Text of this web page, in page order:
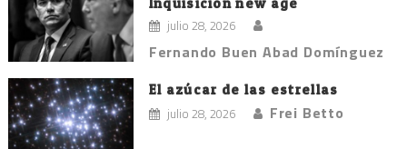
Inquisición new age
julio 28, 2026
Fernando Buen Abad Domínguez
El azúcar de las estrellas
julio 28, 2026 Frei Betto